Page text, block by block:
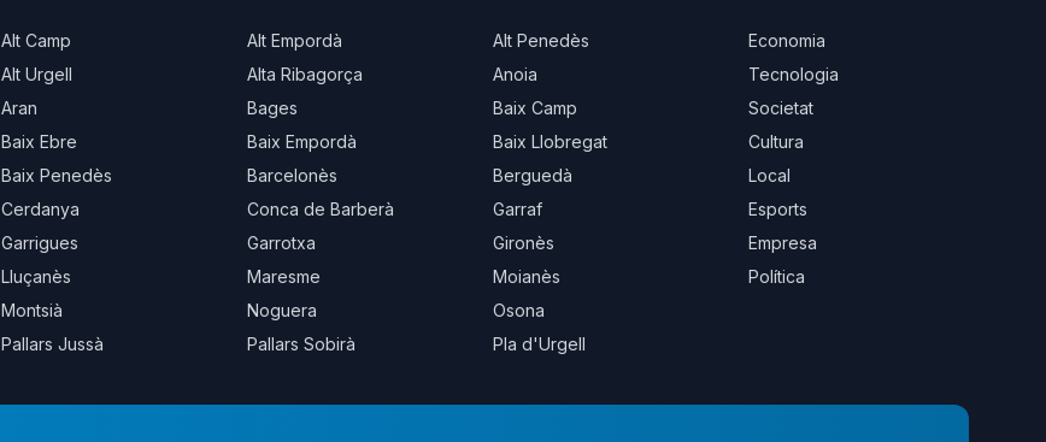
Alt Camp Alt Empordà
Alt Penedès
Alt Urgell
Alta Ribagorça
Anoia
Aran
Bages
Baix Camp
Baix Ebre
Baix Empordà
Baix Llobregat
Baix Penedès
Barcelonès
Berguedà
Cerdanya
Conca de Barberà
Garraf
Garrigues
Garrotxa
Gironès
Lluçanès
Maresme
Moianès
Montsià
Noguera
Osona
Pallars Jussà
Pallars Sobirà Pla d'Urgell
Economia
Tecnologia
Societat
Cultura
Local
Esports
Empresa
Política